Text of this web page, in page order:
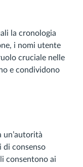
la cronologia
i nomi utente
cruciale nelle
e condividono
un’autorità
di consenso
consentono ai